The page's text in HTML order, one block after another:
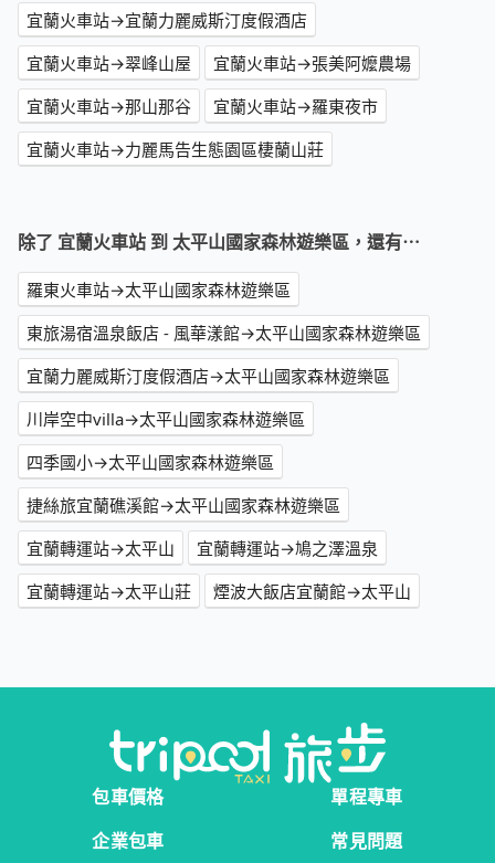
宜蘭火車站→宜蘭力麗威斯汀度假酒店
宜蘭火車站→翠峰山屋
宜蘭火車站→張美阿嬤農場
宜蘭火車站→那山那谷
宜蘭火車站→羅東夜市
宜蘭火車站→力麗馬告生態園區棲蘭山莊
除了 宜蘭火車站 到 太平山國家森林遊樂區，還有⋯
羅東火車站→太平山國家森林遊樂區
東旅湯宿溫泉飯店 - 風華漾館→太平山國家森林遊樂區
宜蘭力麗威斯汀度假酒店→太平山國家森林遊樂區
川岸空中villa→太平山國家森林遊樂區
四季國小→太平山國家森林遊樂區
捷絲旅宜蘭礁溪館→太平山國家森林遊樂區
宜蘭轉運站→太平山
宜蘭轉運站→鳩之澤溫泉
宜蘭轉運站→太平山莊
煙波大飯店宜蘭館→太平山
包車價格
單程專車
企業包車
常見問題